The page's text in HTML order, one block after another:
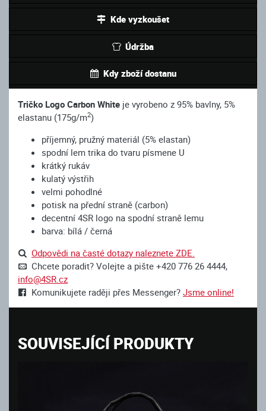
Kde vyzkoušet
Údržba
Kdy zboží dostanu
Tričko Logo Carbon White je vyrobeno z 95% bavlny, 5%
elastanu (175g/m2)
příjemný, pružný materiál (5% elastan)
spodní lem trika do tvaru písmene U
krátký rukáv
kulatý výstřih
velmi pohodlné
potisk na přední straně (carbon)
decentní 4SR logo na spodní straně lemu
barva: bílá / černá
Odpovědi na časté dotazy naleznete ZDE.
Chcete poradit? Volejte a pište +420 776 26 4444,
info@4SR.cz
Komunikujete raději přes Messenger? Jsme online!
SOUVISEJÍCÍ PRODUKTY